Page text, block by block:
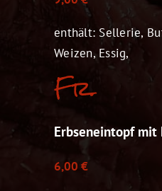
enthält: Sellerie,
Weizen, Essig,
Fr.
Erbseneintopf
6,00 €